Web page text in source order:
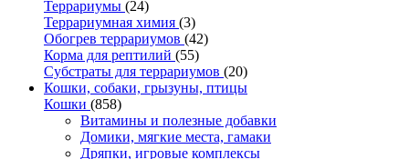
Террариумы (24)
Террариумная химия (3)
Обогрев террариумов (42)
Корма для рептилий (55)
Субстраты для террариумов (20)
Кошки, собаки, грызуны, птицы
Кошки (858)
Витамины и полезные добавки
Домики, мягкие места, гамаки
Дряпки, игровые комплексы